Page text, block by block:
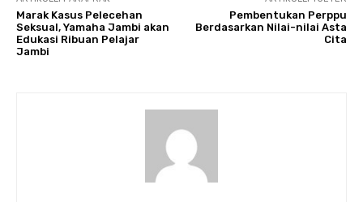
Marak Kasus Pelecehan
Seksual, Yamaha Jambi akan
Edukasi Ribuan Pelajar
Jambi
Pembentukan Perppu
Berdasarkan Nilai-nilai Asta
Cita